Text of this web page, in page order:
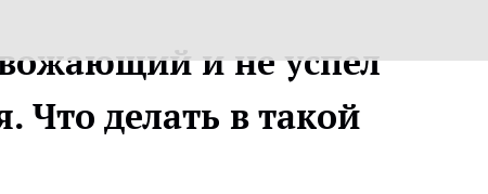
и не успел
Что делать в такой